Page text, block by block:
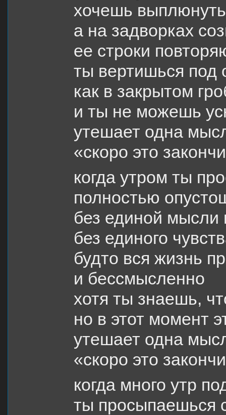
хочешь
а на задворках
ее строки
ты вертишься под
как в закрытом
и ты не можешь
утешает одна
«скоро это
когда утром ты
полностью
без единой мысли
без единого
будто вся жизнь
и бессмысленно
хотя ты знаешь,
но в этот момент
утешает одна
«скоро это
когда много утр
ты просыпаешься